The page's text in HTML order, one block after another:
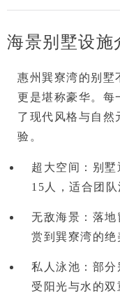
海景别墅设施
惠州巽寮湾的别墅
更是堪称豪华。每
了现代风格与自然
验。
超大空间 ：别
15人，适合团队
无敌海景 ：落
赏到巽寮湾的绝
私人泳池 ：部
受阳光与水的双